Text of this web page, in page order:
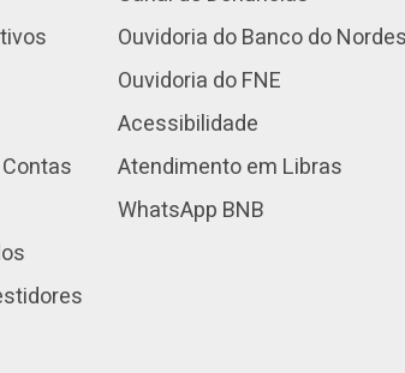
Ouvidoria do Banco do
Ouvidoria do FNE
Acessibilidade
Atendimento em Libras
WhatsApp BNB